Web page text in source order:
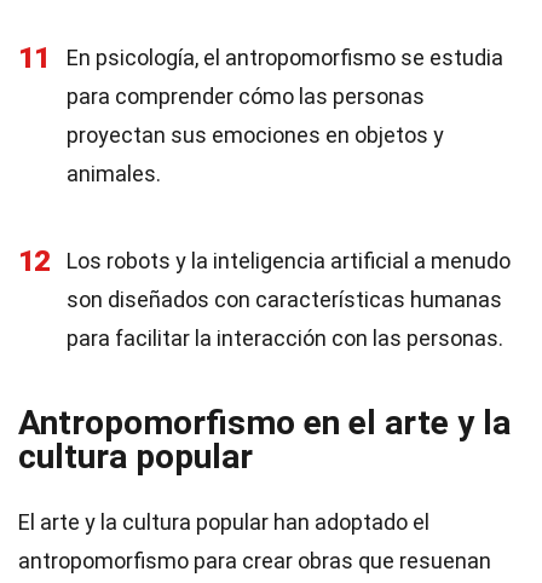
11
En psicología, el antropomorfismo se estudia
para comprender cómo las personas
proyectan sus emociones en objetos y
animales.
12
Los robots y la inteligencia artificial a menudo
son diseñados con características humanas
para facilitar la interacción con las personas.
Antropomorfismo en el arte y la
cultura popular
El arte y la cultura popular han adoptado el
antropomorfismo para crear obras que resuenan